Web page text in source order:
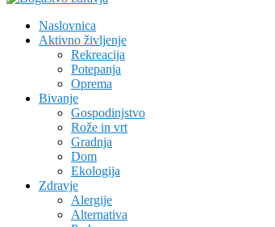
Naslovnica
Aktivno življenje
Rekreacija
Potepanja
Oprema
Bivanje
Gospodinjstvo
Rože in vrt
Gradnja
Dom
Ekologija
Zdravje
Alergije
Alternativa